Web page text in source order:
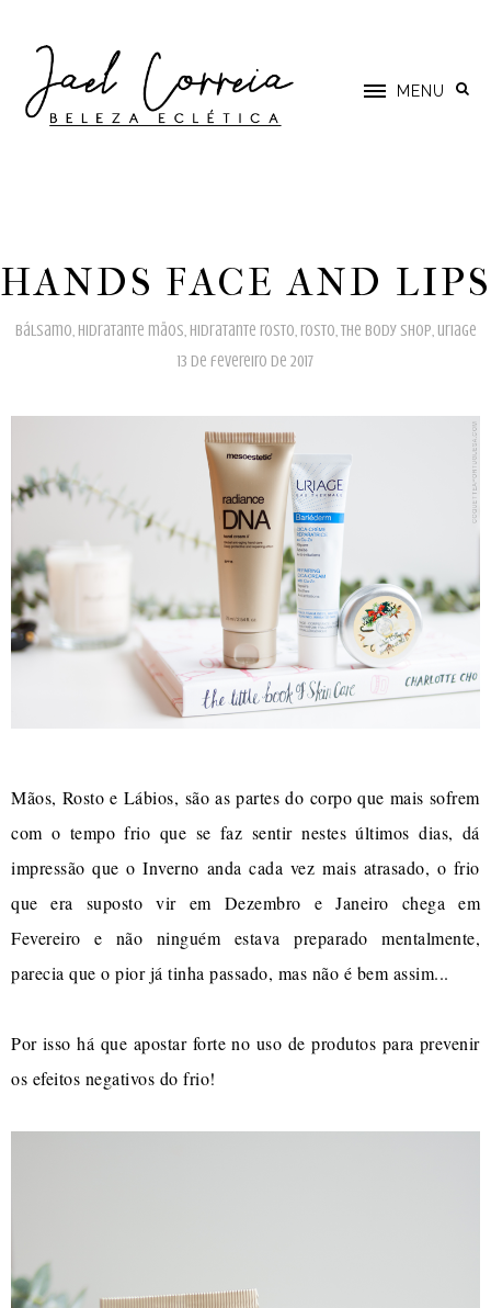
MENU
HANDS FACE AND LIPS
bálsamo, hidratante mãos, hidratante rosto, rosto,the body shop, uriage
13 de fevereiro de 2017
Mãos, Rosto e Lábios, são as partes do corpo que mais sofrem
com o tempo frio que se faz sentir nestes últimos dias, dá
impressão que o Inverno anda cada vez mais atrasado, o frio
que era suposto vir em Dezembro e Janeiro chega em
Fevereiro e não ninguém estava preparado mentalmente,
parecia que o pior já tinha passado, mas não é bem assim...
Por isso há que apostar forte no uso de produtos para prevenir
os efeitos negativos do frio!